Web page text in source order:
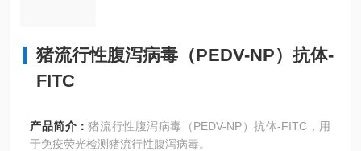
猪流行性腹泻病毒（PEDV-NP）抗体-
FITC
产品简介：猪流行性腹泻病毒（PEDV-NP）抗体-FITC，用
于免疫荧光检测猪流行性腹泻病毒。